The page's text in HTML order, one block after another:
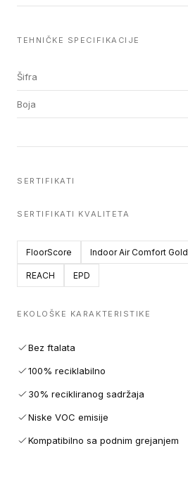
TEHNIČKE SPECIFIKACIJE
Šifra
Boja
SERTIFIKATI
SERTIFIKATI KVALITETA
FloorScore Indoor Air Comfort Gold
REACH EPD
EKOLOŠKE KARAKTERISTIKE
Bez ftalata
100% reciklabilno
30% recikliranog sadržaja
Niske VOC emisije
Kompatibilno sa podnim grejanjem